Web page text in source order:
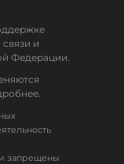
и
Федерации.
запрещены